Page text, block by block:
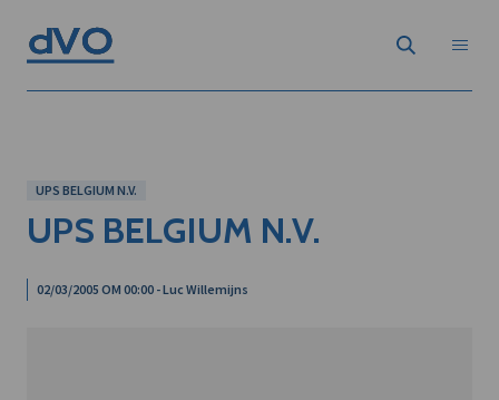
UPS BELGIUM N.V.
UPS BELGIUM N.V.
02/03/2005 OM 00:00 - Luc Willemijns